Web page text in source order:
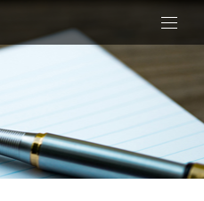
봄에서 꽃피우다